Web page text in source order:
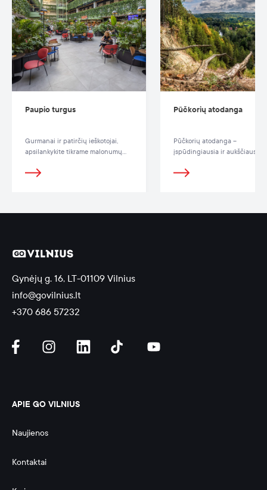
Paupio turgus
Gurmanai ir patirčių ieškotojai,
apsilankykite tikrame malonumų
po stogu arba mėgaukitės
Pūčkorių atodanga
Pūčkorių atodanga –
įspūdingiausia ir aukščiausia
Gynėjų g. 16, LT-01109 Vilnius
info@govilnius.lt
+370 686 57232
APIE GO VILNIUS
Naujienos
Kontaktai